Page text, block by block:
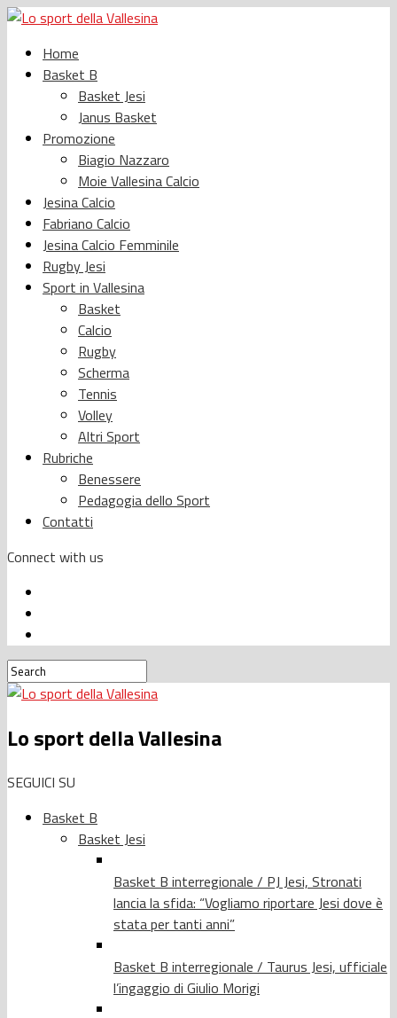
Home
Basket B
Basket Jesi
Janus Basket
Promozione
Biagio Nazzaro
Moie Vallesina Calcio
Jesina Calcio
Fabriano Calcio
Jesina Calcio Femminile
Rugby Jesi
Sport in Vallesina
Basket
Calcio
Rugby
Scherma
Tennis
Volley
Altri Sport
Rubriche
Benessere
Pedagogia dello Sport
Contatti
Connect with us
Lo sport della Vallesina
SEGUICI SU
Basket B
Basket Jesi
Basket B interregionale / PJ Jesi, Stronati
lancia la sfida: “Vogliamo riportare Jesi dove è
stata per tanti anni”
Basket B interregionale / Taurus Jesi, ufficiale
l’ingaggio di Giulio Morigi